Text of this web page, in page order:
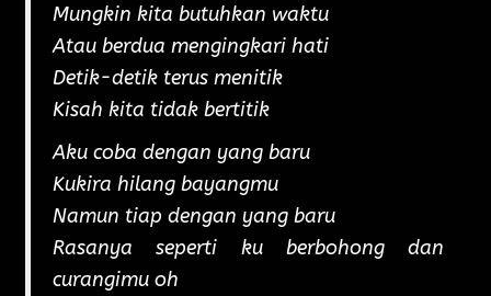
Mungkin kita butuhkan waktu
Atau berdua mengingkari hati
Detik-detik terus menitik
Kisah kita tidak bertitik
Aku coba dengan yang baru
Kukira hilang bayangmu
Namun tiap dengan yang baru
Rasanya seperti ku berbohong dan
curangimu oh